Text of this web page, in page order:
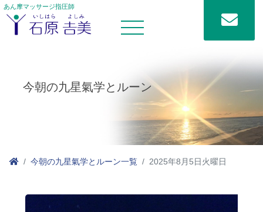
あん摩マッサージ指圧師
今朝の九星氣学とルーン
今朝の九星氣学とルーン一覧 2025年8月5日火曜日